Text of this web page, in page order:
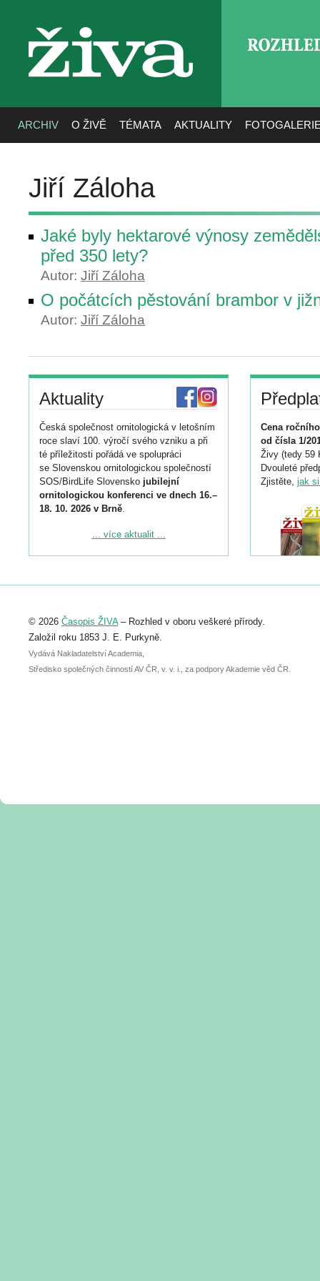
živa
ARCHIV O ŽIVĚ TÉMATA AKTUALITY
Jiří Záloha
Jaké byly hektarové výnosy
před 350 lety?
Autor: Jiří Záloha
O počátcích pěstování brambor v
Autor: Jiří Záloha
Aktuality
Česká společnost ornitologická v letošním
roce slaví 100. výročí svého vzniku a při
té příležitosti pořádá ve spolupráci
se Slovenskou ornitologickou společností
SOS/BirdLife Slovensko jubilejní
ornitologickou konferenci ve dnech 16.–
18. 10. 2026 v Brně.
Podrobnější informace ke konferenci
Registrovat se můžete do 6. září.
abstraktu přihlášené přednášky nebo
posteru je už 30. června.
... více aktualit ...
Cena
od čísla 1/
Živy (tedy 59
Dvouleté
Zjistěte, jak
© 2026 Časopis ŽIVA– Rozhled v oboru veškeré přírody.
Založil roku 1853 J. E. Purkyně.
Vydává Nakladatelství Academia,
Středisko společných činností AV ČR, v. v. i., za podpory Akademie věd ČR.